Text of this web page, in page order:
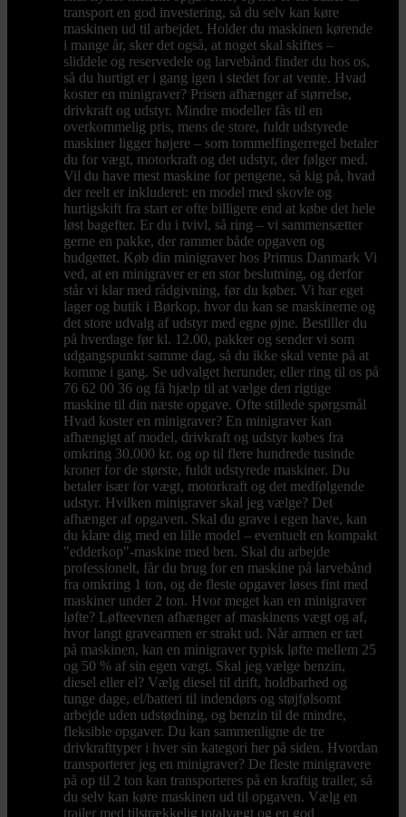
transport en god investering, så du selv kan køre
maskinen ud til arbejdet. Holder du maskinen kørende
i mange år, sker det også, at noget skal skiftes –
sliddele og reservedele og larvebånd finder du hos os,
så du hurtigt er i gang igen i stedet for at vente. Hvad
koster en minigraver? Prisen afhænger af størrelse,
drivkraft og udstyr. Mindre modeller fås til en
overkommelig pris, mens de store, fuldt udstyrede
maskiner ligger højere – som tommelfingerregel betaler
du for vægt, motorkraft og det udstyr, der følger med.
Vil du have mest maskine for pengene, så kig på, hvad
der reelt er inkluderet: en model med skovle og
hurtigskift fra start er ofte billigere end at købe det hele
løst bagefter. Er du i tvivl, så ring – vi sammensætter
gerne en pakke, der rammer både opgaven og
budgettet. Køb din minigraver hos Primus Danmark Vi
ved, at en minigraver er en stor beslutning, og derfor
står vi klar med rådgivning, før du køber. Vi har eget
lager og butik i Børkop, hvor du kan se maskinerne og
det store udvalg af udstyr med egne øjne. Bestiller du
på hverdage før kl. 12.00, pakker og sender vi som
udgangspunkt samme dag, så du ikke skal vente på at
komme i gang. Se udvalget herunder, eller ring til os på
76 62 00 36 og få hjælp til at vælge den rigtige
maskine til din næste opgave. Ofte stillede spørgsmål
Hvad koster en minigraver? En minigraver kan
afhængigt af model, drivkraft og udstyr købes fra
omkring 30.000 kr. og op til flere hundrede tusinde
kroner for de største, fuldt udstyrede maskiner. Du
betaler især for vægt, motorkraft og det medfølgende
udstyr. Hvilken minigraver skal jeg vælge? Det
afhænger af opgaven. Skal du grave i egen have, kan
du klare dig med en lille model – eventuelt en kompakt
"edderkop"-maskine med ben. Skal du arbejde
professionelt, får du brug for en maskine på larvebånd
fra omkring 1 ton, og de fleste opgaver løses fint med
maskiner under 2 ton. Hvor meget kan en minigraver
løfte? Løfteevnen afhænger af maskinens vægt og af,
hvor langt gravearmen er strakt ud. Når armen er tæt
på maskinen, kan en minigraver typisk løfte mellem 25
og 50 % af sin egen vægt. Skal jeg vælge benzin,
diesel eller el? Vælg diesel til drift, holdbarhed og
tunge dage, el/batteri til indendørs og støjfølsomt
arbejde uden udstødning, og benzin til de mindre,
fleksible opgaver. Du kan sammenligne de tre
drivkrafttyper i hver sin kategori her på siden. Hvordan
transporterer jeg en minigraver? De fleste minigravere
på op til 2 ton kan transporteres på en kraftig trailer, så
du selv kan køre maskinen ud til opgaven. Vælg en
trailer med tilstrækkelig totalvægt og en god